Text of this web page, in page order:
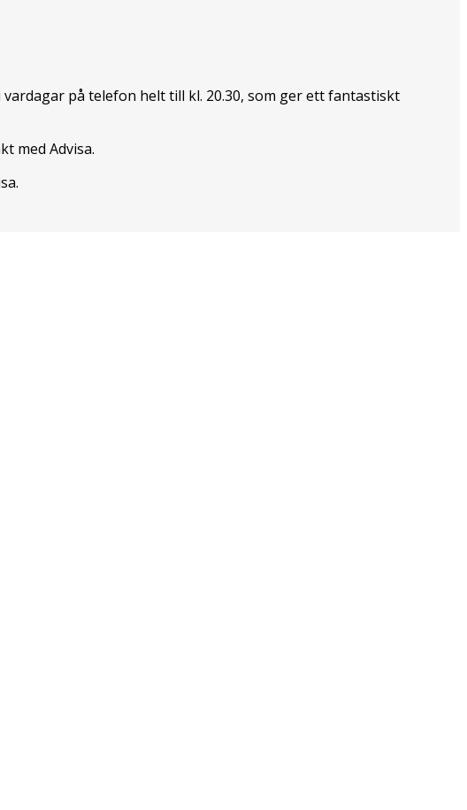
på telefon helt till kl. 20.30, som ger ett fantastiskt
med Advisa.